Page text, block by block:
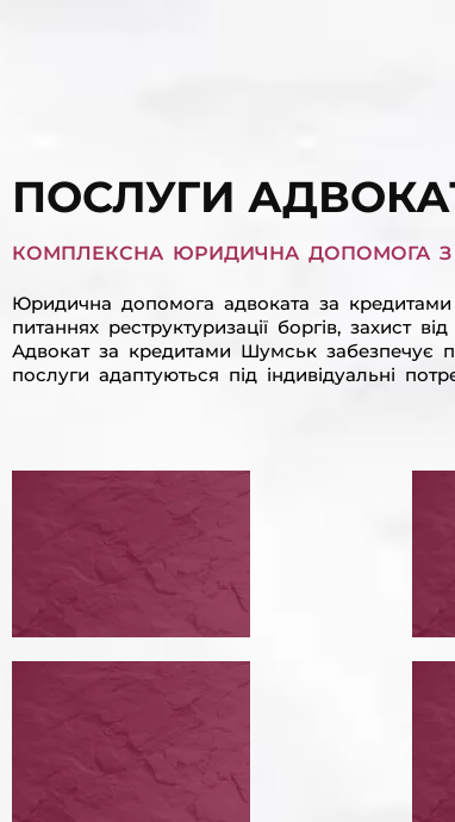
ПОСЛУГИ
КОМПЛЕКСНА ЮРИДИЧНА ДОПОМОГА З
Юридична допомога адвоката за
питаннях реструктуризації боргів, захист
Адвокат за кредитами Шумськ забезпечує
послуги адаптуються під індивідуальні
КРЕДИТОРАМИ